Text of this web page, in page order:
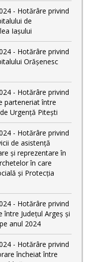
- Hotărâre privind
de
Iașului
- Hotărâre privind
Orășenesc
- Hotărâre privind
parteneriat între
Urgență Pitești
- Hotărâre privind
de asistență
și reprezentare în
în care
și Protecția
- Hotărâre privind
între Județul Argeș și
anul 2024
- Hotărâre privind
încheiat între